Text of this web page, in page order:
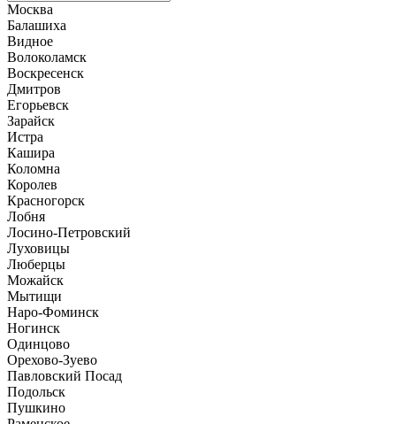
Москва
Балашиха
Видное
Волоколамск
Воскресенск
Дмитров
Егорьевск
Зарайск
Истра
Кашира
Коломна
Королев
Красногорск
Лобня
Лосино-Петровский
Луховицы
Люберцы
Можайск
Мытищи
Наро-Фоминск
Ногинск
Одинцово
Орехово-Зуево
Павловский Посад
Подольск
Пушкино